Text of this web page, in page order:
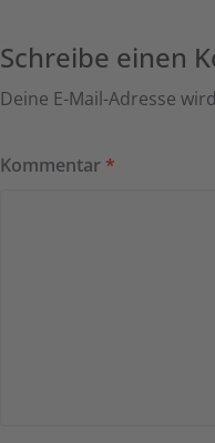
Schreibe einen
Deine E-Mail-Adresse
Kommentar *